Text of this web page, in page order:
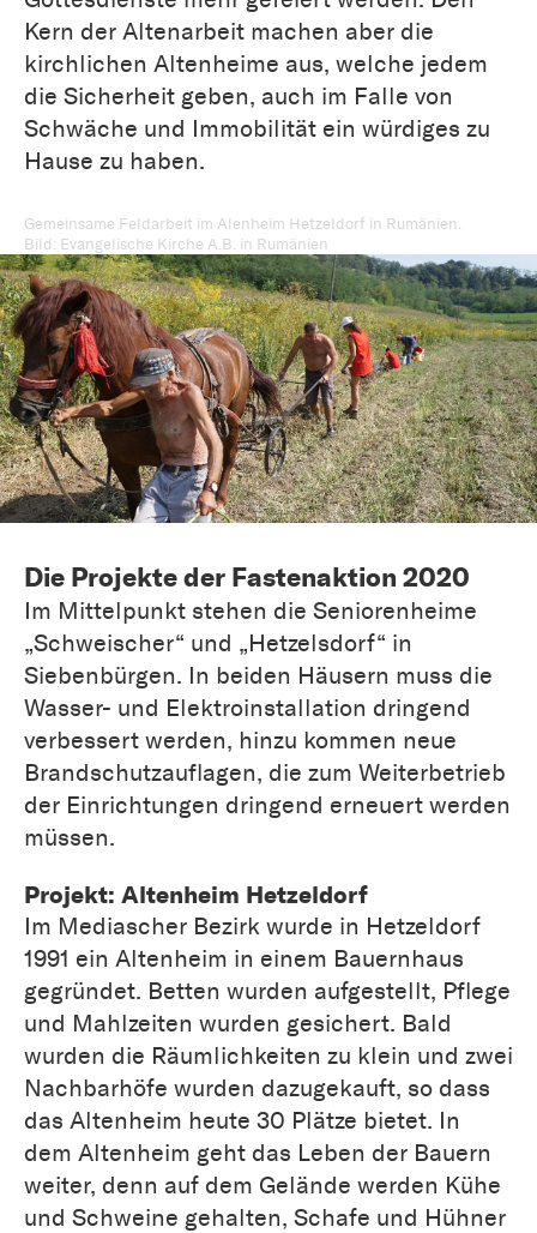
Kern der Altenarbeit machen aber die
kirchlichen Altenheime aus, welche jedem
die Sicherheit geben, auch im Falle von
Schwäche und Immobilität ein würdiges zu
Hause zu haben.
Gemeinsame Feldarbeit im Alenheim Hetzeldorf in Rumänien.
Bild: Evangelische Kirche A.B. in Rumänien
Die Projekte der Fastenaktion 2020
Im Mittelpunkt stehen die Seniorenheime
„Schweischer“ und „Hetzelsdorf“ in
Siebenbürgen. In beiden Häusern muss die
Wasser- und Elektroinstallation dringend
verbessert werden, hinzu kommen neue
Brandschutzauflagen, die zum Weiterbetrieb
der Einrichtungen dringend erneuert werden
müssen.
Projekt: Altenheim Hetzeldorf
Im Mediascher Bezirk wurde in Hetzeldorf
1991 ein Altenheim in einem Bauernhaus
gegründet. Betten wurden aufgestellt, Pflege
und Mahlzeiten wurden gesichert. Bald
wurden die Räumlichkeiten zu klein und zwei
Nachbarhöfe wurden dazugekauft, so dass
das Altenheim heute 30 Plätze bietet. In
dem Altenheim geht das Leben der Bauern
weiter, denn auf dem Gelände werden Kühe
und Schweine gehalten, Schafe und Hühner